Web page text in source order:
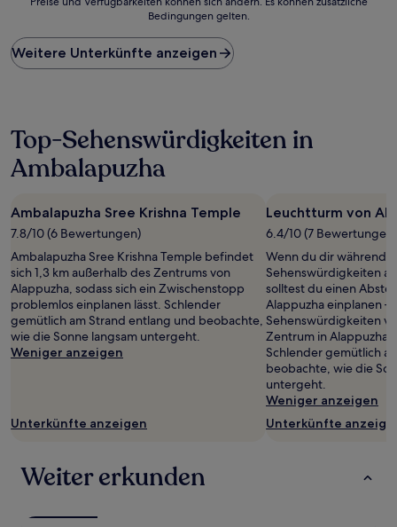
Preis
pro
Nacht,
letzten
24 Stunden
für
einen
mit
1 Übernachtung
2 Erwachsenen
gefunden
wurde.
Preise
und
Verfügbarkeiten
können
können
gelten.
Bedingungen gelten.
Weitere Unterkünfte anzeigen
Top-Sehenswürdigkeiten in
Ambalapuzha
Ambalapuzha Sree Krishna Temple
7.8/10 (6 Bewertungen)
Ambalapuzha Sree Krishna Temple befindet
sich 1,3 km außerhalb des Zentrums von
Alappuzha, sodass sich ein Zwischenstopp
problemlos einplanen lässt. Schlender
gemütlich am Strand entlang und beobachte,
wie die Sonne langsam untergeht.
Weniger anzeigen
Unterkünfte anzeigen
Leuchtturm von
6.4/10 (7 Bewertungen)
Wenn du dir während
Sehenswürdigkeiten
solltest du einen
Alappuzha einplanen –
Sehenswürdigkeiten
Zentrum in Alappuzha
Schlender gemütlich
beobachte, wie die
untergeht.
Weniger anzeigen
Unterkünfte
Weiter erkunden